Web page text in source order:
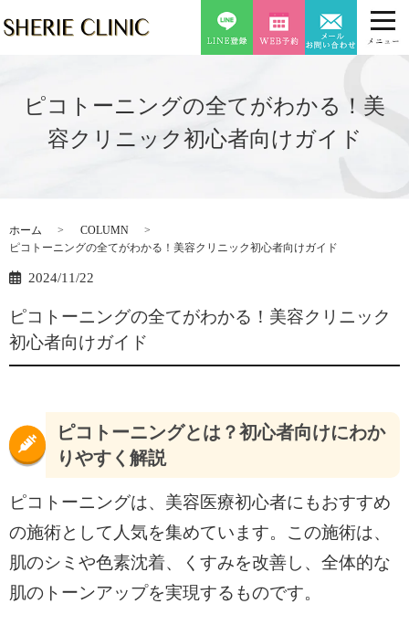
ピコトーニングの全てがわかる！美
容クリニック初心者向けガイド
ホーム
COLUMN
ピコトーニングの全てがわかる！美容クリニック初心者向けガイド
2024/11/22
ピコトーニングの全てがわかる！美容クリニック
初心者向けガイド
ピコトーニングとは？初心者向けにわか
りやすく解説
ピコトーニングは、美容医療初心者にもおすすめ
の施術として人気を集めています。この施術は、
肌のシミや色素沈着、くすみを改善し、全体的な
肌のトーンアップを実現するものです。